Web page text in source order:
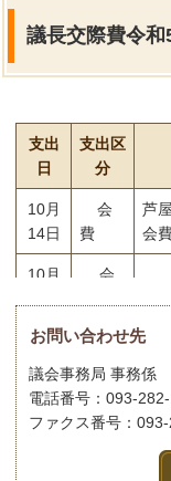
議長交際費令
支出
日
支出区
分
10月
14日
会
費
芦
会
10月
会
10月
20日
弔慰
金
10月
24日
会
費
岡
及
10月
お問い合わせ先
議会事務局 事務係
電話番号：093-282-
ファクス番号：